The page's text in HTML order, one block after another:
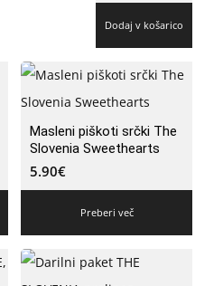
Dodaj v košarico
Masleni piškoti srčki The
Slovenia Sweethearts
5.90€
Preberi več